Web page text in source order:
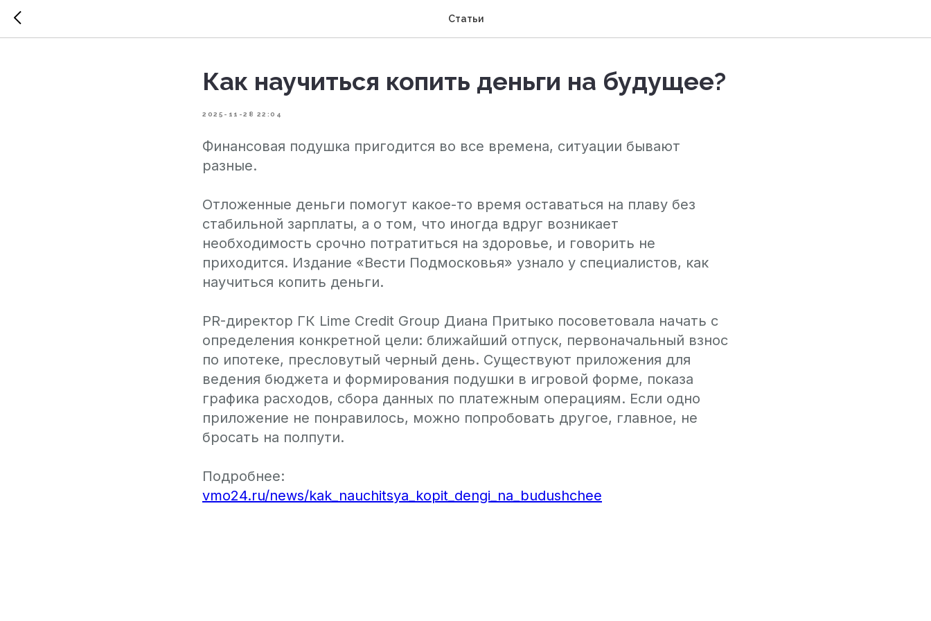
Статьи
Как научиться копить деньги на будущее?
2025-11-28 22:04
Финансовая подушка пригодится во все времена, ситуации бывают
разные.
Отложенные деньги помогут какое-то время оставаться на плаву без
стабильной зарплаты, а о том, что иногда вдруг возникает
необходимость срочно потратиться на здоровье, и говорить не
приходится. Издание «Вести Подмосковья» узнало у специалистов, как
научиться копить деньги.
PR-директор ГК Lime Credit Group Диана Притыко посоветовала начать с
определения конкретной цели: ближайший отпуск, первоначальный взнос
по ипотеке, пресловутый черный день. Существуют приложения для
ведения бюджета и формирования подушки в игровой форме, показа
графика расходов, сбора данных по платежным операциям. Если одно
приложение не понравилось, можно попробовать другое, главное, не
бросать на полпути.
Подробнее:
vmo24.ru/news/kak_nauchitsya_kopit_dengi_na_budushchee